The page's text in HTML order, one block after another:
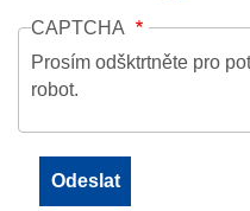
CAPTCHA
Prosím odšktrtněte pro
robot.